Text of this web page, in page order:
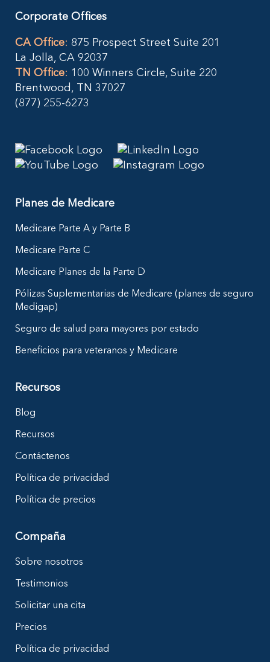
Corporate Offices
CA Office: 875 Prospect Street Suite 201
La Jolla, CA 92037
TN Office: 100 Winners Circle, Suite 220
Brentwood, TN 37027
(877) 255-6273
Planes de Medicare
Medicare Parte A y Parte B
Medicare Parte C
Medicare Planes de la Parte D
Pólizas Suplementarias de Medicare (planes de seguro
Medigap)
Seguro de salud para mayores por estado
Beneficios para veteranos y Medicare
Recursos
Blog
Recursos
Contáctenos
Política de privacidad
Política de precios
Compaña
Sobre nosotros
Testimonios
Solicitar una cita
Precios
Política de privacidad